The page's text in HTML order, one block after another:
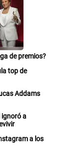
de premios?
top de
Addams
ignoró a
a los